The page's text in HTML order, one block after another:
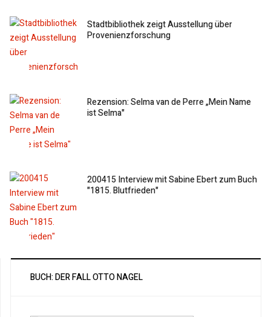
Stadtbibliothek zeigt Ausstellung über
Provenienzforschung
Rezension: Selma van de Perre „Mein Name
ist Selma"
200415 Interview mit Sabine Ebert zum Buch
"1815. Blutfrieden"
BUCH: DER FALL OTTO NAGEL